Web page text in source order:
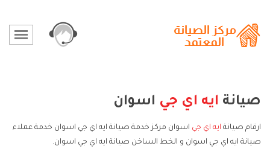
صيانة ايه اي جي اسوان
ارقام صيانة ايه اي جي اسوان مركز خدمة صيانة ايه اي جي اسوان خدمة عملاء
صيانة ايه اي جي اسوان و الخط الساخن صيانة ايه اي جي اسوان.